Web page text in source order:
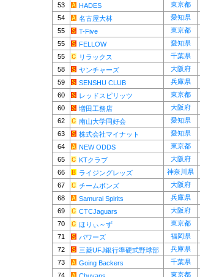
53
HADES 東京都
54
名古屋大林 愛知県
55
T-Five 東京都
55
FELLOW 愛知県
55
リラックス 千葉県
58
ヤンチャーズ 大阪府
59
SENSHU CLUB 兵庫県
60
レッドスピリッツ 東京都
60
増田工務店 大阪府
62
南山大学同好会 愛知県
63
株式会社マイナット 愛知県
64
NEW ODDS 東京都
65
KTクラブ 大阪府
66
ライジングレッズ 神奈川県
67
チームボンズ 大阪府
68
Samurai Spirits 兵庫県
69
CTCJaguars 大阪府
70
ほりぃ～ず 東京都
71
パワーズ 福岡県
72
三菱UFJ銀行準硬式野球部 兵庫県
73
Going Backers 千葉県
74
東京都